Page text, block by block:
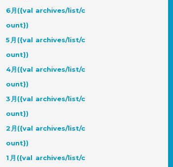
6月({val archives/list/c
ount})
5月({val archives/list/c
ount})
4月({val archives/list/c
ount})
3月({val archives/list/c
ount})
2月({val archives/list/c
ount})
1月({val archives/list/c